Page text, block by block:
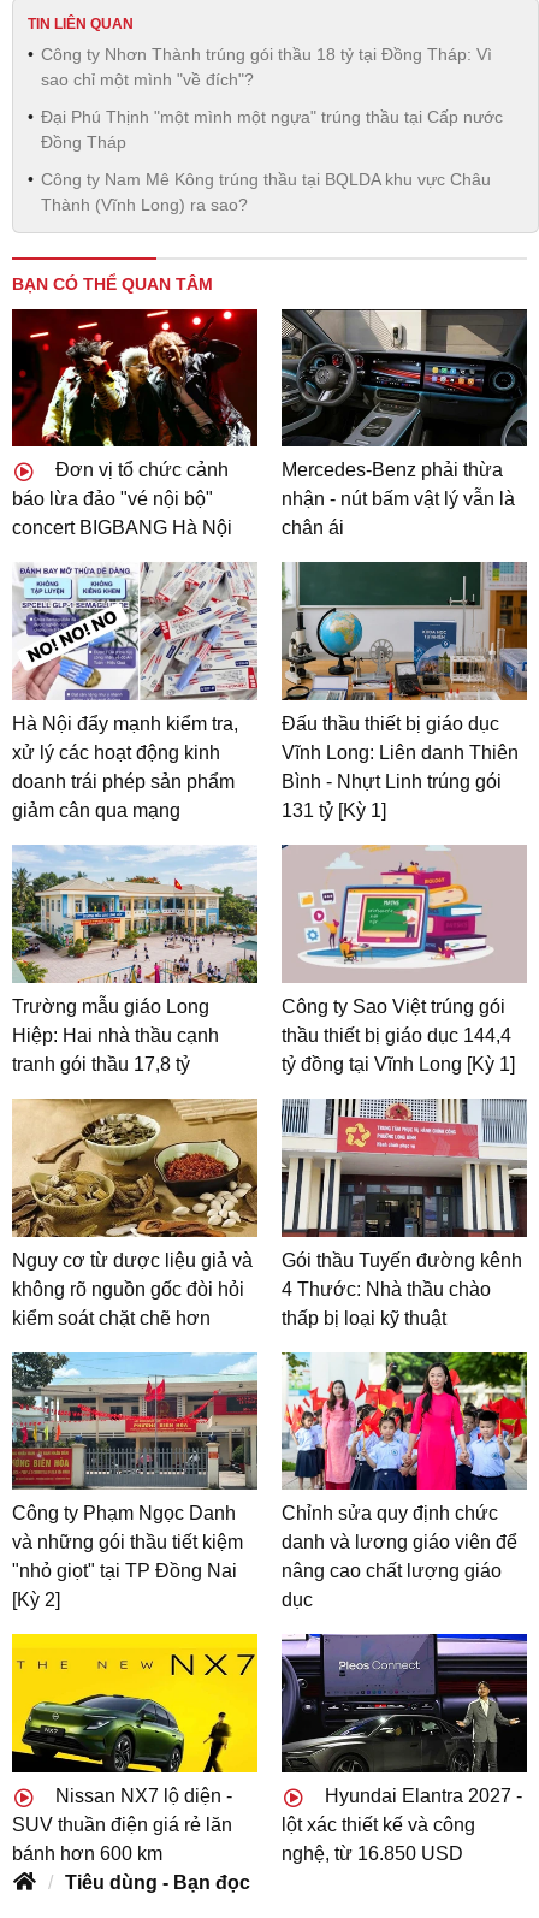
TIN LIÊN QUAN
Công ty Nhơn Thành trúng gói thầu 18 tỷ tại Đồng Tháp: Vì
sao chỉ một mình "về đích"?
Đại Phú Thịnh "một mình một ngựa" trúng thầu tại Cấp nước
Đồng Tháp
Công ty Nam Mê Kông trúng thầu tại BQLDA khu vực Châu
Thành (Vĩnh Long) ra sao?
BẠN CÓ THỂ QUAN TÂM
Đơn vị tổ chức cảnh
báo lừa đảo "vé nội bộ"
concert BIGBANG Hà Nội
Mercedes-Benz phải thừa
nhận - nút bấm vật lý vẫn là
chân ái
Hà Nội đẩy mạnh kiểm tra,
xử lý các hoạt động kinh
doanh trái phép sản phẩm
giảm cân qua mạng
Đấu thầu thiết bị giáo dục
Vĩnh Long: Liên danh Thiên
Bình - Nhựt Linh trúng gói
131 tỷ [Kỳ 1]
Trường mẫu giáo Long
Hiệp: Hai nhà thầu cạnh
tranh gói thầu 17,8 tỷ
Công ty Sao Việt trúng gói
thầu thiết bị giáo dục 144,4
tỷ đồng tại Vĩnh Long [Kỳ 1]
Nguy cơ từ dược liệu giả và
không rõ nguồn gốc đòi hỏi
kiểm soát chặt chẽ hơn
Gói thầu Tuyến đường kênh
4 Thước: Nhà thầu chào
thấp bị loại kỹ thuật
Công ty Phạm Ngọc Danh
và những gói thầu tiết kiệm
"nhỏ giọt" tại TP Đồng Nai
[Kỳ 2]
Chỉnh sửa quy định chức
danh và lương giáo viên để
nâng cao chất lượng giáo
dục
Nissan NX7 lộ diện -
SUV thuần điện giá rẻ lăn
bánh hơn 600 km
Hyundai Elantra 2027 -
lột xác thiết kế và công
nghệ, từ 16.850 USD
Tiêu dùng - Bạn đọc